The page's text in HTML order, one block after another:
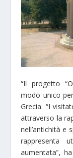
“Il progetto
modo unico
Grecia. “I
attraverso la
nell’antichità e
rappresenta
aumentata”,